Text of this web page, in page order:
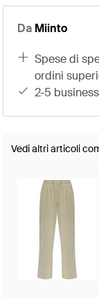
Da Miinto
spese di spedizione di 4,95 € escluse (gratis per
ordini
2-5
Vedi altri articoli